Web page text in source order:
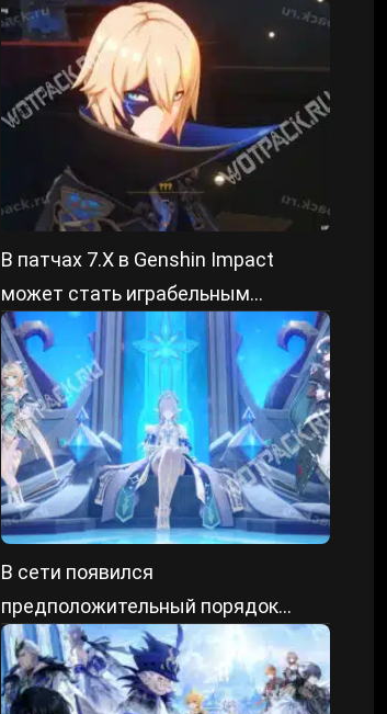
проведения и призы
В патчах 7.Х в Genshin Impact
может стать играбельным
долгожданный герой павшего
королевства
В сети появился
предположительный порядок
выхода героев в Genshin Impact 7.X